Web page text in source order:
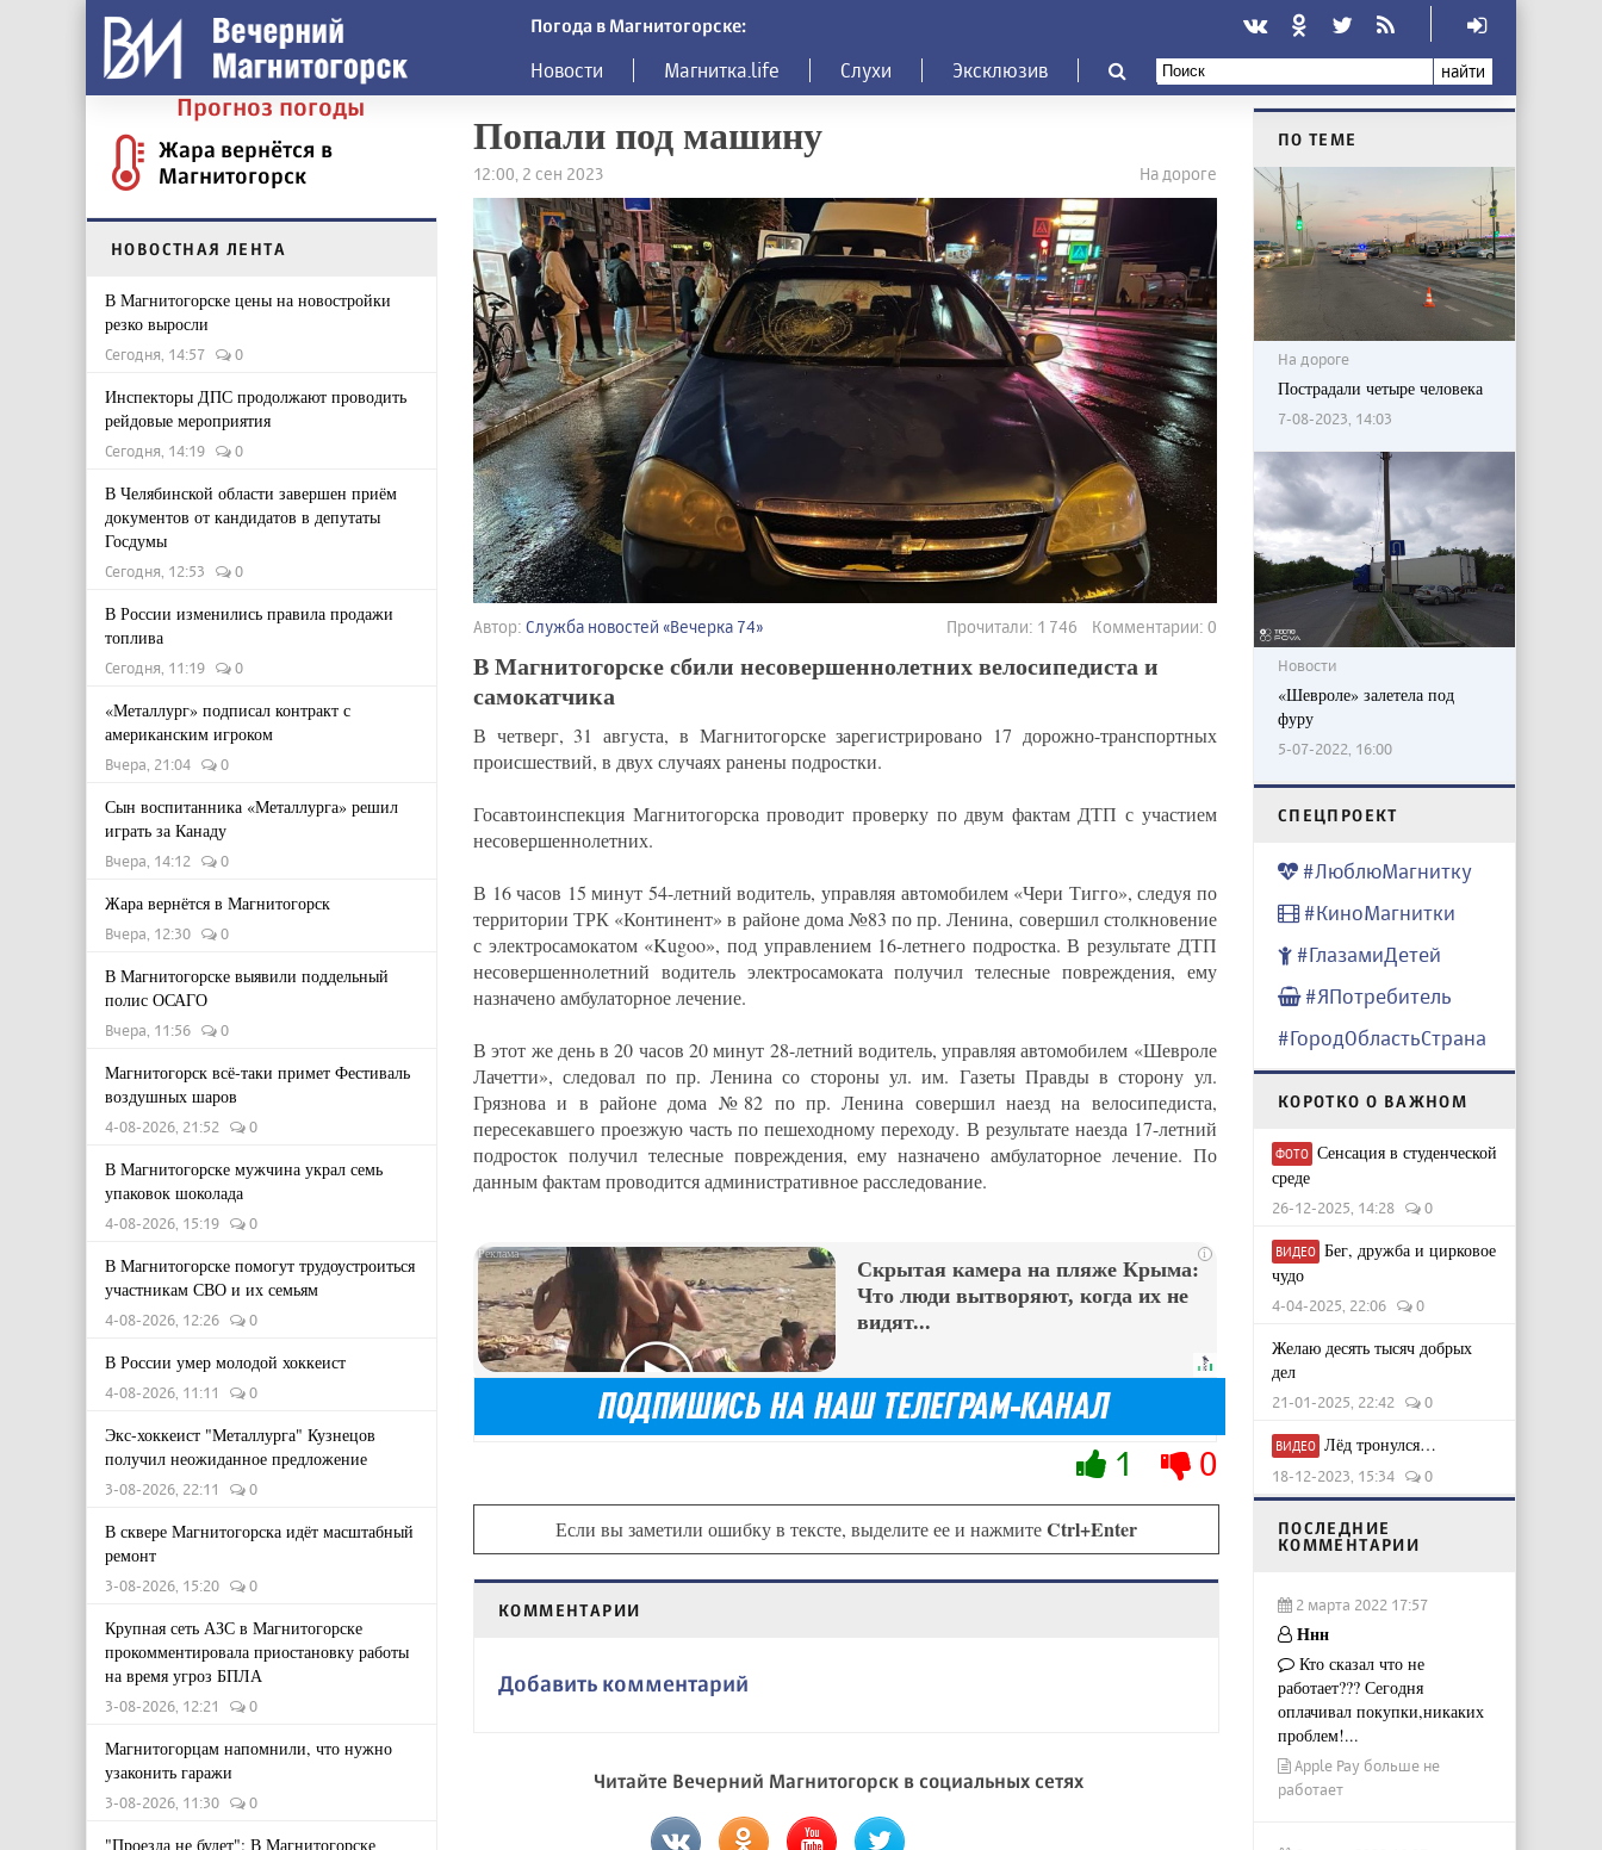
Погода в Магнитогорске:
Новости Магнитка.life Слухи Эксклюзив найти
Прогноз погоды
Жара вернётся в
Магнитогорск
НОВОСТНАЯ ЛЕНТА
В Магнитогорске цены на новостройки
резко выросли
Сегодня, 14:57 0
Инспекторы ДПС продолжают проводить
рейдовые мероприятия
Сегодня, 14:19 0
В Челябинской области завершен приём
документов от кандидатов в депутаты
Госдумы
Сегодня, 12:53 0
В России изменились правила продажи
топлива
Сегодня, 11:19 0
«Металлург» подписал контракт с
американским игроком
Вчера, 21:04 0
Сын воспитанника «Металлурга» решил
играть за Канаду
Вчера, 14:12 0
Жара вернётся в Магнитогорск
Вчера, 12:30 0
В Магнитогорске выявили поддельный
полис ОСАГО
Вчера, 11:56 0
Магнитогорск всё-таки примет Фестиваль
воздушных шаров
4-08-2026, 21:52 0
В Магнитогорске мужчина украл семь
упаковок шоколада
4-08-2026, 15:19 0
В Магнитогорске помогут трудоустроиться
участникам СВО и их семьям
4-08-2026, 12:26 0
В России умер молодой хоккеист
4-08-2026, 11:11 0
Экс-хоккеист "Металлурга" Кузнецов
получил неожиданное предложение
3-08-2026, 22:11 0
В сквере Магнитогорска идёт масштабный
ремонт
3-08-2026, 15:20 0
Крупная сеть АЗС в Магнитогорске
прокомментировала приостановку работы
на время угроз БПЛА
3-08-2026, 12:21 0
Магнитогорцам напомнили, что нужно
узаконить гаражи
3-08-2026, 11:30 0
"Проезда не будет": В Магнитогорске
Попали под машину
12:00, 2 сен 2023 На дороге
Автор: Служба новостей «Вечерка 74» Прочитали: 1 746 Комментарии: 0
В Магнитогорске сбили несовершеннолетних велосипедиста и
самокатчика
В четверг, 31 августа, в Магнитогорске зарегистрировано 17 дорожно-транспортных
происшествий, в двух случаях ранены подростки.
Госавтоинспекция Магнитогорска проводит проверку по двум фактам ДТП с участием
несовершеннолетних.
В 16 часов 15 минут 54-летний водитель, управляя автомобилем «Чери Тигго», следуя по
территории ТРК «Континент» в районе дома №83 по пр. Ленина, совершил столкновение
с электросамокатом «Kugoo», под управлением 16-летнего подростка. В результате ДТП
несовершеннолетний водитель электросамоката получил телесные повреждения, ему
назначено амбулаторное лечение.
В этот же день в 20 часов 20 минут 28-летний водитель, управляя автомобилем «Шевроле
Лачетти», следовал по пр. Ленина со стороны ул. им. Газеты Правды в сторону ул.
Грязнова и в районе дома №82 по пр. Ленина совершил наезд на велосипедиста,
пересекавшего проезжую часть по пешеходному переходу. В результате наезда 17-летний
подросток получил телесные повреждения, ему назначено амбулаторное лечение. По
данным фактам проводится административное расследование.
i
Скрытая камера на пляже Крыма:
Что люди вытворяют, когда их не
видят...
1 0
Если вы заметили ошибку в тексте, выделите ее и нажмитеCtrl+Enter
КОММЕНТАРИИ
Добавить комментарий
Читайте Вечерний Магнитогорск в социальных сетях
ПО ТЕМЕ
На дороге
Пострадали четыре человека
7-08-2023, 14:03
Новости
«Шевроле» залетела под
фуру
5-07-2022, 16:00
CПЕЦПРОЕКТ
#ЛюблюМагнитку
#КиноМагнитки
#ГлазамиДетей
#ЯПотребитель
#ГородОбластьСтрана
КОРОТКО О ВАЖНОМ
ФОТО Сенсация в студенческой
среде
26-12-2025, 14:28 0
ВИДЕО Бег, дружба и цирковое
чудо
4-04-2025, 22:06 0
Желаю десять тысяч добрых
дел
21-01-2025, 22:42 0
ВИДЕО Лёд тронулся…
18-12-2023, 15:34 0
ПОСЛЕДНИЕ
КОММЕНТАРИИ
2 марта 2022 17:57
Ннн
Кто сказал что не
работает??? Сегодня
оплачивал покупки,никаких
проблем!...
Apple Pay больше не
работает